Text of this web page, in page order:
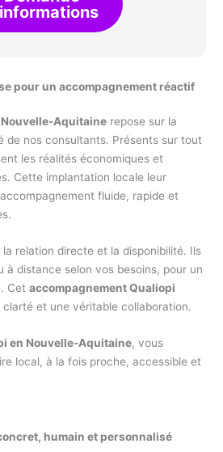
pour un accompagnement réactif
Aquitaine repose sur la
de nos consultants. Présents sur tout
les réalités économiques et
Cette implantation locale leur
fluide, rapide et
relation directe et la disponibilité. Ils
à distance selon vos besoins, pour un
Cetaccompagnement Qualiopi
et une véritable collaboration.
en Nouvelle-Aquitaine, vous
local, à la fois proche, accessible et
humain et personnalisé